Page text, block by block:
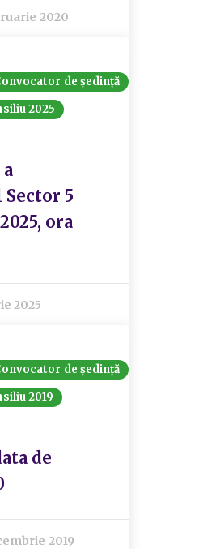
2020
de ședință
2025
5
ora
2025
de ședință
2019
de
2019